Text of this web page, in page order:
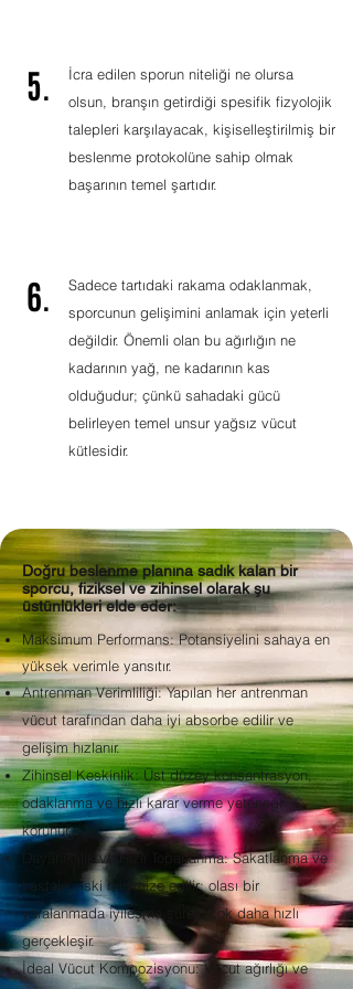
5.
İcra edilen sporun niteliği ne olursa
olsun, branşın getirdiği spesifik fizyolojik
talepleri karşılayacak, kişiselleştirilmiş bir
beslenme protokolüne sahip olmak
başarının temel şartıdır.
6.
Sadece tartıdaki rakama odaklanmak,
sporcunun gelişimini anlamak için yeterli
değildir. Önemli olan bu ağırlığın ne
kadarının yağ, ne kadarının kas
olduğudur; çünkü sahadaki gücü
belirleyen temel unsur yağsız vücut
kütlesidir.
Doğru beslenme planına sadık kalan bir
sporcu, fiziksel ve zihinsel olarak şu
üstünlükleri elde eder:
Maksimum Performans: Potansiyelini sahaya en
yüksek verimle yansıtır.
Antrenman Verimliliği: Yapılan her antrenman
vücut tarafından daha iyi absorbe edilir ve
gelişim hızlanır.
Zihinsel Keskinlik: Üst düzey konsantrasyon,
odaklanma ve hızlı karar verme yeteneği
korunur.
Dayanıklılık ve Hızlı Toparlanma: Sakatlanma ve
hastalık riski minimize edilir; olası bir
yaralanmada iyileşme süreci çok daha hızlı
gerçekleşir.
İdeal Vücut Kompozisyonu: Vücut ağırlığı ve